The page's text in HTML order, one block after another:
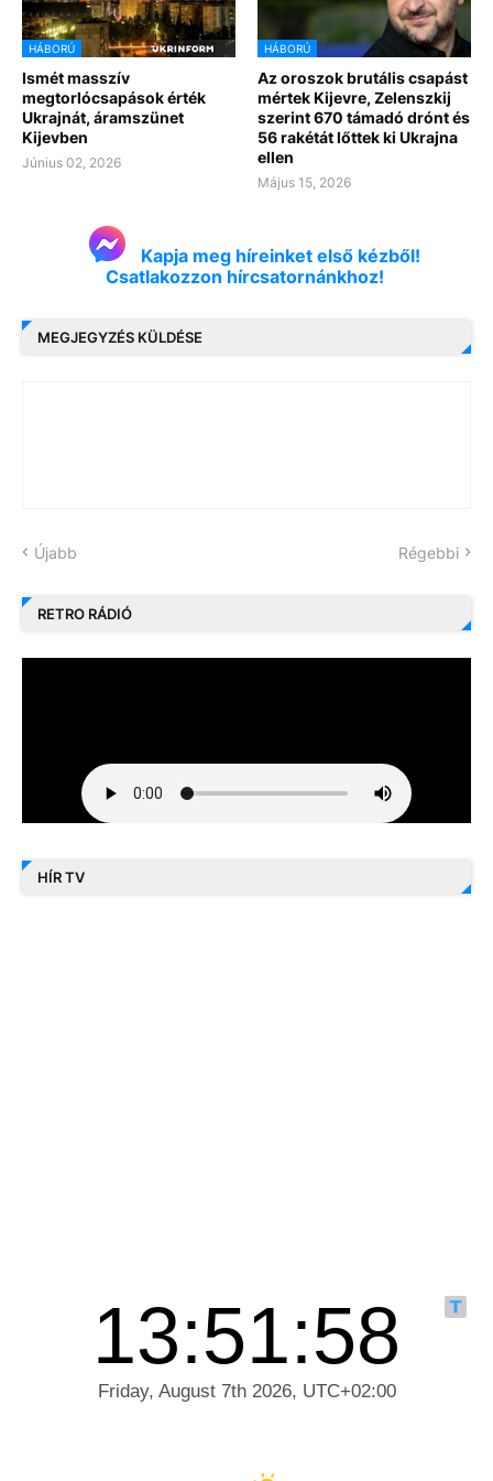
HÁBORÚ
Ismét masszív
megtorlócsapások érték
Ukrajnát, áramszünet
Kijevben
Június 02, 2026
HÁBORÚ
Az oroszok brutális csapást
mértek Kijevre, Zelenszkij
szerint 670 támadó drónt és
56 rakétát lőttek ki Ukrajna
ellen
Május 15, 2026
Kapja meg híreinket első kézből!
Csatlakozzon hírcsatornánkhoz!
MEGJEGYZÉS KÜLDÉSE
Újabb Régebbi
RETRO RÁDIÓ
HÍR TV